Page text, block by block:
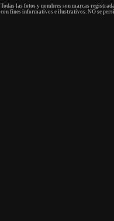
Todas las fotos y nombres son marcas
con fines informativos e ilustrativos. NO se